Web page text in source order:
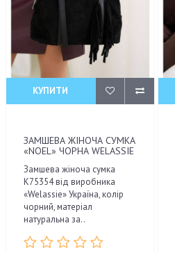
КУПИТИ
ЗАМШЕВА ЖІНОЧА СУМКА
«NOEL» ЧОРНА WELASSIE
Замшева жіноча сумка
К75354 від виробника
«Welassie» Україна, колір
чорний, матеріал
натуральна за..